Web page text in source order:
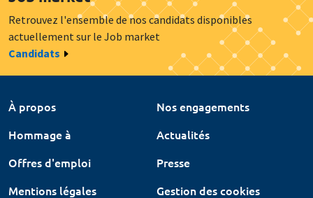
Retrouvez l'ensemble de nos candidats disponibles
actuellement sur le Job market
Candidats
À propos
Nos engagements
Hommage à
Actualités
Offres d'emploi
Presse
Mentions légales
Gestion des cookies